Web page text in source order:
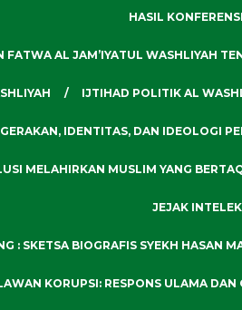
HASIL
FATWA AL JAM’IYATUL WASHLIYAH
IJTIHAD POLITIK AL
IDENTITAS, DAN IDEOLOGI
MELAHIRKAN MUSLIM YANG
JEJAK
: SKETSA BIOGRAFIS SYEKH HASAN
KORUPSI: RESPONS ULAMA